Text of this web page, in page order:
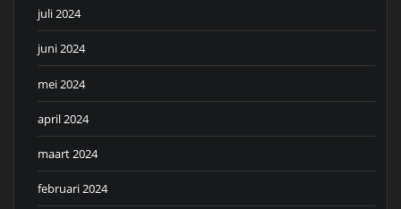
juli 2024
juni 2024
mei 2024
april 2024
maart 2024
februari 2024